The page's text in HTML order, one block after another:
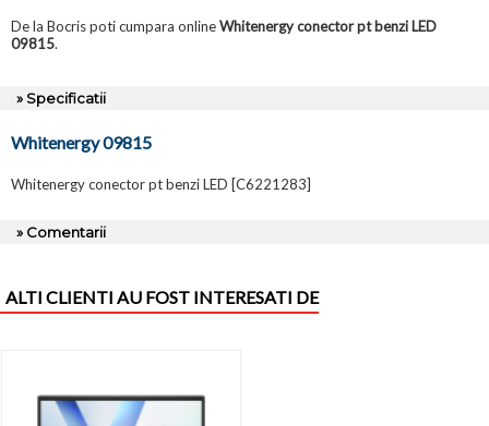
De la Bocris poti cumpara onlineWhitenergy conector pt benzi LED
09815.
» Specificatii
Whitenergy 09815
Whitenergy conector pt benzi LED [C6221283]
» Comentarii
ALTI CLIENTI AU FOST INTERESATI DE